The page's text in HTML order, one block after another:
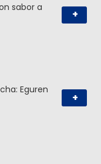
sabor a
+
Eguren
+